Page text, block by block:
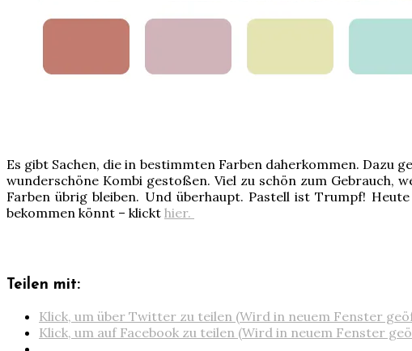
Es gibt Sachen, die in bestimmten Farben daherkommen. Dazu
wunderschöne Kombi gestoßen. Viel zu schön zum Gebrauch,
Farben übrig bleiben. Und überhaupt. Pastell ist Trumpf!
bekommen könnt – klickt hier.
Teilen mit:
Klick, um über Twitter zu teilen (Wird in neuem Fenster
Klick, um auf Facebook zu teilen (Wird in neuem Fenster